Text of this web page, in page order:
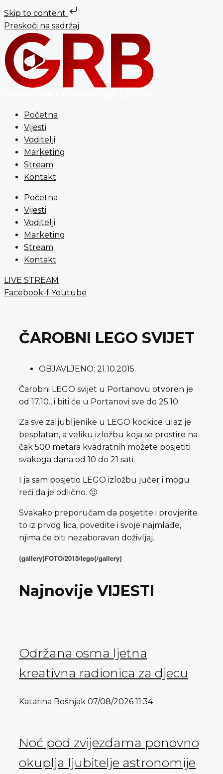
Skip to content
Preskoči na sadržaj
Početna
Vijesti
Voditelji
Marketing
Stream
Kontakt
Početna
Vijesti
Voditelji
Marketing
Stream
Kontakt
LIVE STREAM
Facebook-f Youtube
ČAROBNI LEGO SVIJET
OBJAVLJENO: 21.10.2015.
Čarobni LEGO svijet u Portanovu otvoren je
od 17.10., i biti će u Portanovi sve do 25.10.
Za sve zaljubljenike u LEGO kockice ulaz je
besplatan, a veliku izložbu koja se prostire na
čak 500 metara kvadratnih možete posjetiti
svakoga dana od 10 do 21 sati.
I ja sam posjetio LEGO izložbu jučer i mogu
reći da je odlično. 🙂
Svakako preporučam da posjetite i provjerite
to iz prvog lica, povedite i svoje najmlađe,
njima će biti nezaboravan doživljaj.
{gallery}FOTO/2015/lego{/gallery}
Najnovije VIJESTI
Održana osma ljetna
kreativna radionica za djecu
Katarina Bošnjak 07/08/2026 11:34
Noć pod zvijezdama ponovno
okuplja ljubitelje astronomije